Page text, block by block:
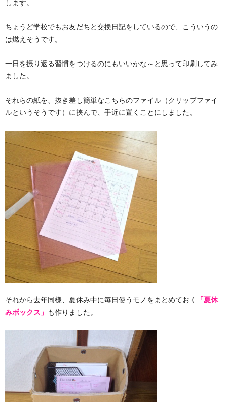
します。
ちょうど学校でもお友だちと交換日記をしているので、こういうの
は燃えそうです。
一日を振り返る習慣をつけるのにもいいかな～と思って印刷してみ
ました。
それらの紙を、抜き差し簡単なこちらのファイル（クリップファイ
ルというそうです）に挟んで、手近に置くことにしました。
それから去年同様、夏休み中に毎日使うモノをまとめておく
「夏休
みボックス」 も作りました。